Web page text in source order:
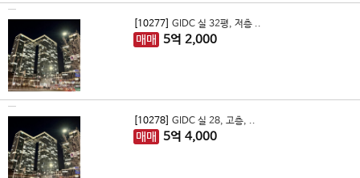
[10277] GIDC 실 32평, 저층 ..
매매 5억 2,000
[10278] GIDC 실 28, 고층, ..
매매 5억 4,000